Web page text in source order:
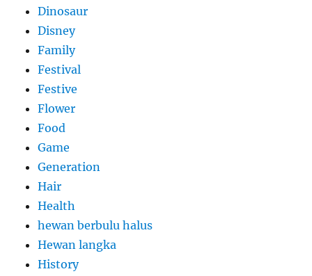
Dinosaur
Disney
Family
Festival
Festive
Flower
Food
Game
Generation
Hair
Health
hewan berbulu halus
Hewan langka
History